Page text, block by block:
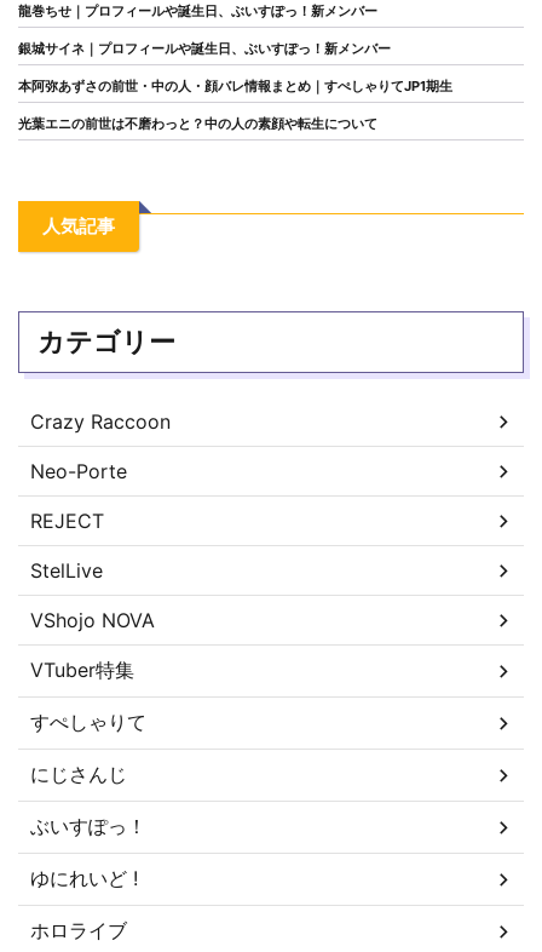
龍巻ちせ｜プロフィールや誕生日、ぶいすぽっ！新メンバー
銀城サイネ｜プロフィールや誕生日、ぶいすぽっ！新メンバー
本阿弥あずさの前世・中の人・顔バレ情報まとめ｜すぺしゃりてJP1期生
光葉エニの前世は不磨わっと？中の人の素顔や転生について
人気記事
カテゴリー
Crazy Raccoon
Neo-Porte
REJECT
StelLive
VShojo NOVA
VTuber特集
すぺしゃりて
にじさんじ
ぶいすぽっ！
ゆにれいど !
ホロライブ